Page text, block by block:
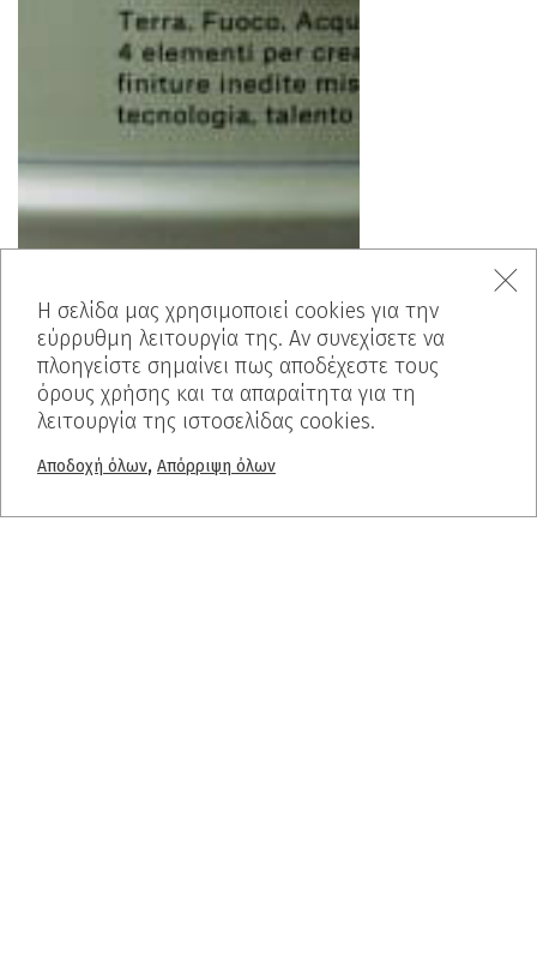
Η σελίδα μας χρησιμοποιεί cookies για την
εύρρυθμη λειτουργία της. Αν συνεχίσετε να
πλοηγείστε σημαίνει πως αποδέχεστε τους
όρους χρήσης και τα απαραίτητα για τη
λειτουργία της ιστοσελίδας cookies.
Αποδοχή όλων, Απόρριψη όλων